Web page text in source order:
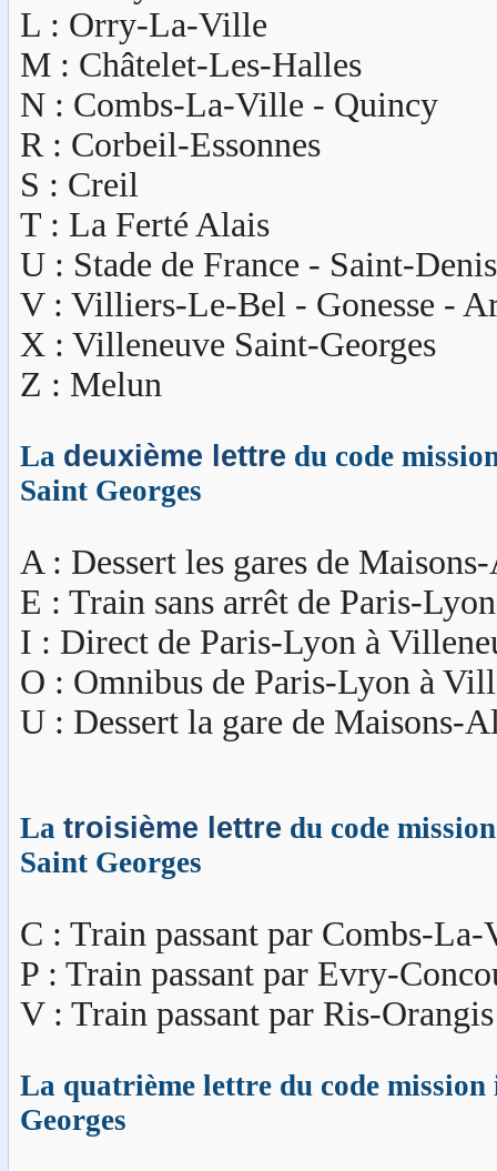
L : Orry-La-Ville
M : Châtelet-Les-Halles
N : Combs-La-Ville - Quincy
R : Corbeil-Essonnes
S : Creil
T : La Ferté Alais
U : Stade de France - Saint-Denis
V : Villiers-Le-Bel - Gonesse -
X : Villeneuve Saint-Georges
Z : Melun
La deuxième lettre du code
Saint Georges
A : Dessert les gares de
E : Train sans arrêt de Paris-
I : Direct de Paris-Lyon à
O : Omnibus de Paris-Lyon à
U : Dessert la gare de
La troisième lettre du code
Saint Georges
C : Train passant par Combs-
P : Train passant par Evry-
V : Train passant par Ris-
La quatrième lettre du code
Georges